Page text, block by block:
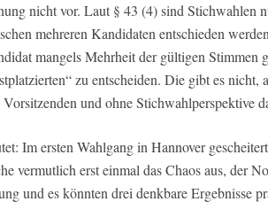
nicht vor. Laut § 43 (4) sind Stichwahlen
mehreren Kandidaten entschieden
mangels Mehrheit der gültigen Stimmen
zu entscheiden. Die gibt es nicht,
und ohne Stichwahlperspektive
Im ersten Wahlgang in Hannover
vermutlich erst einmal das Chaos aus, der
und es könnten drei denkbare Ergebnisse